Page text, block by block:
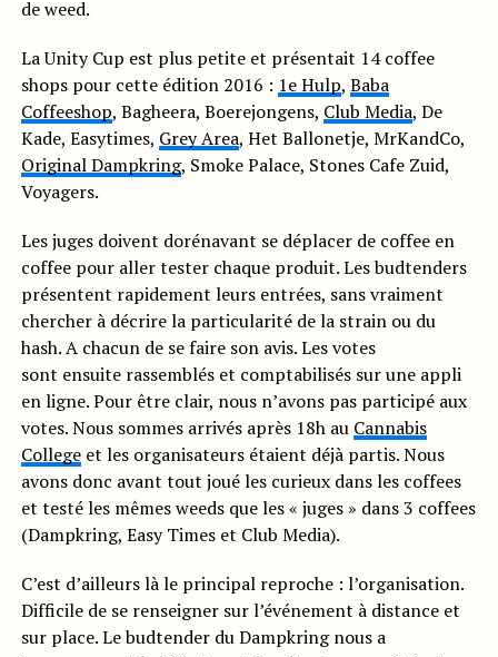
de weed.
La Unity Cup est plus petite et présentait 14 coffee
shops pour cette édition 2016 : 1e Hulp, Baba
Coffeeshop, Bagheera, Boerejongens, Club Media, De
Kade, Easytimes, Grey Area, Het Ballonetje, MrKandCo,
Original Dampkring, Smoke Palace, Stones Cafe Zuid,
Voyagers.
Les juges doivent dorénavant se déplacer de coffee en
coffee pour aller tester chaque produit. Les budtenders
présentent rapidement leurs entrées, sans vraiment
chercher à décrire la particularité de la strain ou du
hash. A chacun de se faire son avis. Les votes
sont ensuite rassemblés et comptabilisés sur une appli
en ligne. Pour être clair, nous n’avons pas participé aux
votes. Nous sommes arrivés après 18h au Cannabis
Collegeet les organisateurs étaient déjà partis. Nous
avons donc avant tout joué les curieux dans les coffees
et testé les mêmes weeds que les « juges » dans 3 coffees
(Dampkring, Easy Times et Club Media).
C’est d’ailleurs là le principal reproche : l’organisation.
Difficile de se renseigner sur l’événement à distance et
sur place. Le budtender du Dampkring nous a